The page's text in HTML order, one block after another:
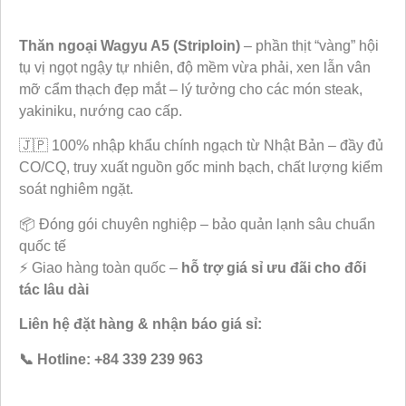
Thăn ngoại Wagyu A5 (Striploin) – phần thịt “vàng” hội
tụ vị ngọt ngậy tự nhiên, độ mềm vừa phải, xen lẫn vân
mỡ cẩm thạch đẹp mắt – lý tưởng cho các món steak,
yakiniku, nướng cao cấp.
🇯🇵 100% nhập khẩu chính ngạch từ Nhật Bản – đầy đủ
CO/CQ, truy xuất nguồn gốc minh bạch, chất lượng kiểm
soát nghiêm ngặt.
📦 Đóng gói chuyên nghiệp – bảo quản lạnh sâu chuẩn
quốc tế
⚡ Giao hàng toàn quốc – hỗ trợ giá sỉ ưu đãi cho đối
tác lâu dài
Liên hệ đặt hàng & nhận báo giá sỉ:
📞 Hotline: +84 339 239 963